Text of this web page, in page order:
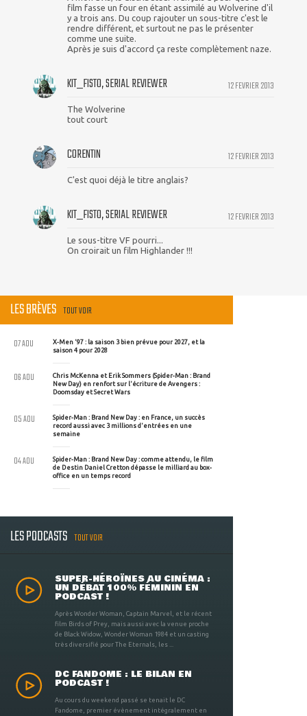
film fasse un four en étant assimilé au Wolverine d'il
y a trois ans. Du coup rajouter un sous-titre c'est le
rendre différent, et surtout ne pas le présenter
comme une suite.
Après je suis d'accord ça reste complètement naze.
12 FEVRIER 2013
KIT_FISTO, SERIAL REVIEWER
The Wolverine
tout court
12 FEVRIER 2013
CORENTIN
C'est quoi déjà le titre anglais?
12 FEVRIER 2013
KIT_FISTO, SERIAL REVIEWER
Le sous-titre VF pourri...
On croirait un film Highlander !!!
LES BRÈVES TOUT VOIR
X-Men '97 : la saison 3 bien prévue pour 2027, et la
saison 4 pour 2028
07 AOU
Chris McKenna et Erik Sommers (Spider-Man : Brand
New Day) en renfort sur l'écriture de Avengers :
Doomsday et Secret Wars
06 AOU
Spider-Man : Brand New Day : en France, un succès
record aussi avec 3 millions d'entrées en une
semaine
05 AOU
Spider-Man : Brand New Day : comme attendu, le film
de Destin Daniel Cretton dépasse le milliard au box-
office en un temps record
04 AOU
LES PODCASTS TOUT VOIR
SUPER-HÉROÏNES AU CINÉMA :
UN DÉBAT 100% FÉMININ EN
PODCAST !
Après Wonder Woman, Captain Marvel, et le récent
film Birds of Prey, mais aussi avec la venue proche
de Black Widow, Wonder Woman 1984 et un casting
très diversifié pour The Eternals, les ...
DC FANDOME : LE BILAN EN
PODCAST !
Au cours du weekend passé se tenait le DC
Fandome, premier évènement intégralement en